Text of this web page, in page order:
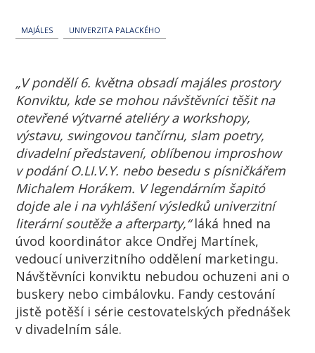
MAJÁLES UNIVERZITA PALACKÉHO
„V pondělí 6. května obsadí majáles prostory
Konviktu, kde se mohou návštěvníci těšit na
otevřené výtvarné ateliéry a workshopy,
výstavu, swingovou tančírnu, slam poetry,
divadelní představení, oblíbenou improshow
v podání O.LI.V.Y. nebo besedu s písničkářem
Michalem Horákem. V legendárním šapitó
dojde ale i na vyhlášení výsledků univerzitní
literární soutěže a afterparty,“láká hned na
úvod koordinátor akce Ondřej Martínek,
vedoucí univerzitního oddělení marketingu.
Návštěvníci konviktu nebudou ochuzeni ani o
buskery nebo cimbálovku. Fandy cestování
jistě potěší i série cestovatelských přednášek
v divadelním sále.